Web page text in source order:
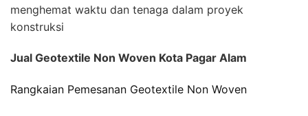
menghemat waktu dan tenaga dalam proyek
konstruksi
Jual Geotextile Non Woven Kota Pagar Alam
Rangkaian Pemesanan Geotextile Non Woven